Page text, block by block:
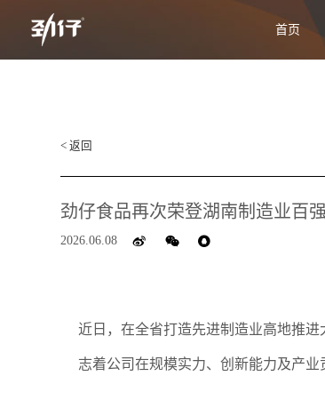
首页
< 返回
劲仔食品再次荣登湖南制造业百强
2026.06.08
近日，在全省打造先进制造业高地推
志着公司在规模实力、创新能力及产业